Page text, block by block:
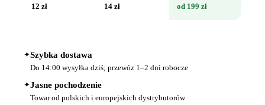
12 zł 14 zł od 199 zł
✦Szybka dostawa
Do 14:00 wysyłka dziś; przewóz 1–2 dni robocze
✦Jasne pochodzenie
Towar od polskich i europejskich dystrybutorów